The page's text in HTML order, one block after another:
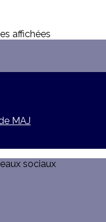
affichées
MAJ
sociaux